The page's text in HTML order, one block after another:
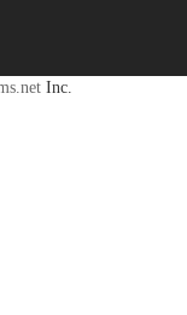
Inc.